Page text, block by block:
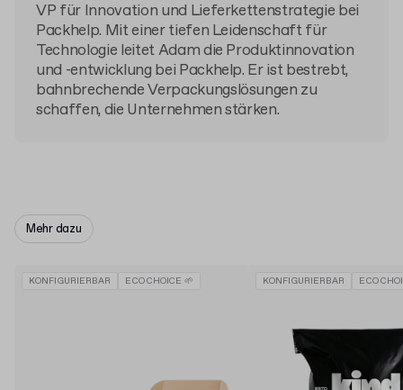
VP für Innovation und Lieferkettenstrategie bei
Packhelp. Mit einer tiefen Leidenschaft für
Technologie leitet Adam die Produktinnovation
und -entwicklung bei Packhelp. Er ist bestrebt,
bahnbrechende Verpackungslösungen zu
schaffen, die Unternehmen stärken.
Mehr dazu
KONFIGURIERBAR ECO CHOICE 🌱 KONFIGURIERBAR ECO